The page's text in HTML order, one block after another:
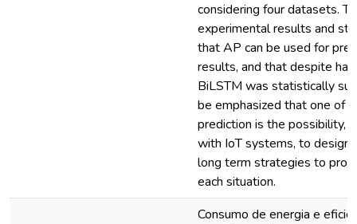
considering four datasets.
experimental results and
that AP can be used for
results, and that despite
BiLSTM was statistically
be emphasized that one of
prediction is the possibility,
with IoT systems, to design
long term strategies to
each situation.
Consumo de energia e